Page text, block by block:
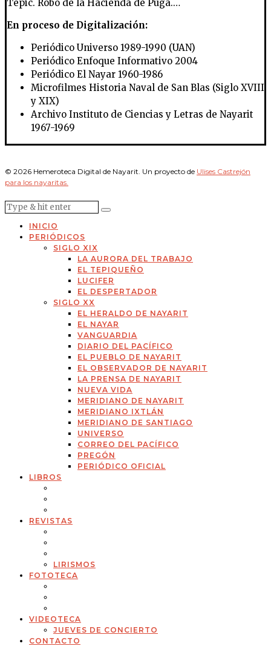
Tepic. Robo de la Hacienda de Puga.…
En proceso de Digitalización:
Periódico Universo 1989-1990 (UAN)
Periódico Enfoque Informativo 2004
Periódico El Nayar 1960-1986
Microfilmes Historia Naval de San Blas (Siglo XVIII
y XIX)
Archivo Instituto de Ciencias y Letras de Nayarit
1967-1969
© 2026 Hemeroteca Digital de Nayarit. Un proyecto de Ulises Castrejón
para los nayaritas.
INICIO
PERIÓDICOS
SIGLO XIX
LA AURORA DEL TRABAJO
EL TEPIQUEÑO
LUCIFER
EL DESPERTADOR
SIGLO XX
EL HERALDO DE NAYARIT
EL NAYAR
VANGUARDIA
DIARIO DEL PACÍFICO
EL PUEBLO DE NAYARIT
EL OBSERVADOR DE NAYARIT
LA PRENSA DE NAYARIT
NUEVA VIDA
MERIDIANO DE NAYARIT
MERIDIANO IXTLÁN
MERIDIANO DE SANTIAGO
UNIVERSO
CORREO DEL PACÍFICO
PREGÓN
PERIÓDICO OFICIAL
LIBROS
REVISTAS
LIRISMOS
FOTOTECA
VIDEOTECA
JUEVES DE CONCIERTO
CONTACTO